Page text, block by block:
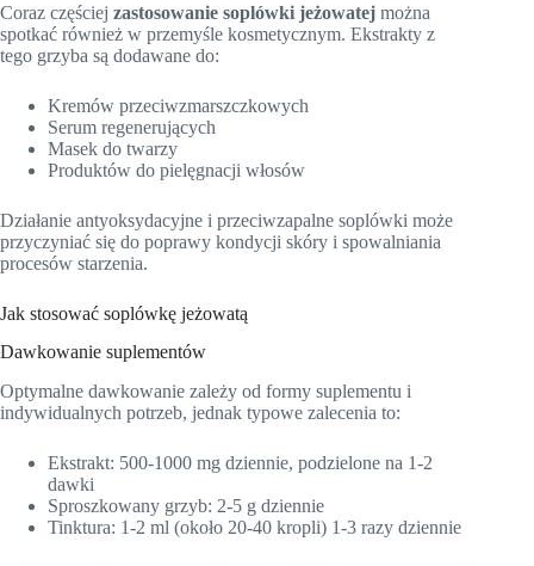
Coraz częściej zastosowanie soplówki jeżowatej można
spotkać również w przemyśle kosmetycznym. Ekstrakty z
tego grzyba są dodawane do:
Kremów przeciwzmarszczkowych
Serum regenerujących
Masek do twarzy
Produktów do pielęgnacji włosów
Działanie antyoksydacyjne i przeciwzapalne soplówki może
przyczyniać się do poprawy kondycji skóry i spowalniania
procesów starzenia.
Jak stosować soplówkę jeżowatą
Dawkowanie suplementów
Optymalne dawkowanie zależy od formy suplementu i
indywidualnych potrzeb, jednak typowe zalecenia to:
Ekstrakt: 500-1000 mg dziennie, podzielone na 1-2
dawki
Sproszkowany grzyb: 2-5 g dziennie
Tinktura: 1-2 ml (około 20-40 kropli) 1-3 razy dziennie